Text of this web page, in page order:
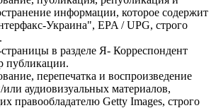
информации, которое содержит
Украина", EPA / UPG, строго
в разделе Я- Корреспондент
публикации.
перепечатка и воспроизведение
аудиовизуальных материалов,
правообладателю Getty Images, строго